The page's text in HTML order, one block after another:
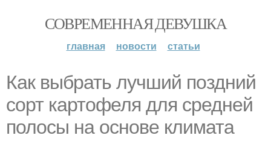
СОВРЕМЕННАЯ ДЕВУШКА
главная новости статьи
Как выбрать лучший поздний
сорт картофеля для средней
полосы на основе климата